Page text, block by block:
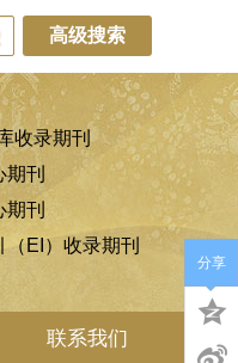
高级搜索
收录期刊
刊
刊
EI）收录期刊
联系我们
分享